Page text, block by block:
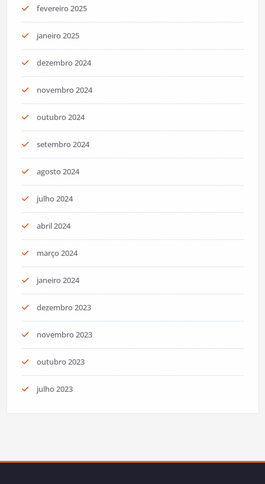
fevereiro 2025
janeiro 2025
dezembro 2024
novembro 2024
outubro 2024
setembro 2024
agosto 2024
julho 2024
abril 2024
março 2024
janeiro 2024
dezembro 2023
novembro 2023
outubro 2023
julho 2023